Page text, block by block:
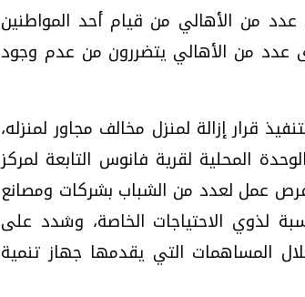
من الأهالي من قيام أحد المواطنين
عدد من الأهالي يتضررون من عدم وجود
إزالة لمنزل مخالف مجاور لمنزله،
المحلية لقرية فانوس التابعة لمركز
فرص عمل لعدد من الشباب بشركات ومصانع
لذوي الاحتياجات الخاصة، وشدد على
المساهمات التي يقدمها جهاز تنمية